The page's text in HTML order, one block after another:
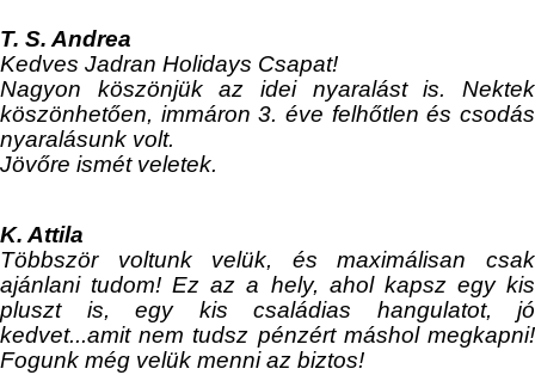
T. S. Andrea
Kedves Jadran Holidays Csapat!
Nagyon köszönjük az idei nyaralást is. Nektek
köszönhetően, immáron 3. éve felhőtlen és csodás
nyaralásunk volt.
Jövőre ismét veletek.
K. Attila
Többször voltunk velük, és maximálisan csak
ajánlani tudom! Ez az a hely, ahol kapsz egy kis
pluszt is, egy kis családias hangulatot, jó
kedvet...amit nem tudsz pénzért máshol megkapni!
Fogunk még velük menni az biztos!